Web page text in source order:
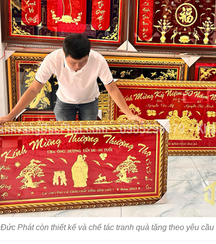
Đức Phát còn thiết kế và chế tác tranh quà tặng theo yêu